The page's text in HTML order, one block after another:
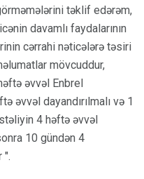
təklif edərəm,
davamlı faydalarının
cərrahi nəticələrə təsiri
mövcuddur,
əvvəl Enbrel
əvvəl dayandırılmalı və 1
4 həftə əvvəl
10 gündən 4
".